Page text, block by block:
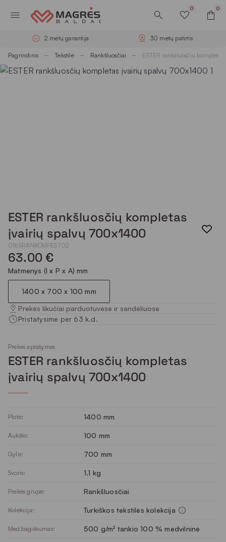
0 0
2 metų garantija 30 metų patirtis
Pagrindinis Tekstilė Rankšluosčiai ESTER rankšluosčių
ESTER rankšluosčių kompletas
įvairių spalvų 700x1400
0165RANKOMPEST02
63.00 €
Matmenys (I x P x A) mm
1400 x 700 x 100 mm
Prekės likučiai parduotuvėse ir sandėliuose
Pristatysime per 63 k.d.
Prekės aprašymas
ESTER rankšluosčių kompletas
įvairių spalvų 700x1400
Plotis: 1400 mm
Aukštis: 100 mm
Gylis: 700 mm
Svoris: 1.1 kg
Prekės grupė: Rankšluosčiai
Kolekcija: Turkiškos tekstilės kolekcija
Medžiagiškumas: 500 g/m² tankio 100 % medvilninė